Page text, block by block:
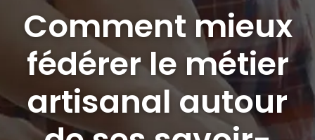
Comment mieux
fédérer le métier
artisanal autour